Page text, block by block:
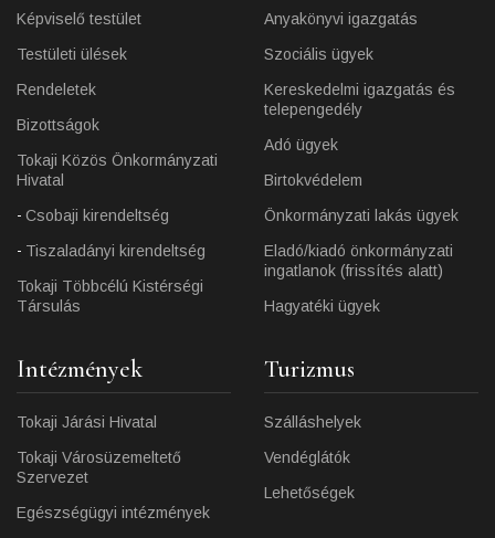
Képviselő testület
Testületi ülések
Rendeletek
Bizottságok
Tokaji Közös Önkormányzati
Hivatal
Csobaji kirendeltség
Tiszaladányi kirendeltség
Tokaji Többcélú Kistérségi
Társulás
Anyakönyvi igazgatás
Szociális ügyek
Kereskedelmi igazgatás és
telepengedély
Adó ügyek
Birtokvédelem
Önkormányzati lakás ügyek
Eladó/kiadó önkormányzati
ingatlanok (frissítés alatt)
Hagyatéki ügyek
Intézmények
Tokaji Járási Hivatal
Tokaji Városüzemeltető
Szervezet
Egészségügyi intézmények
Turizmus
Szálláshelyek
Vendéglátók
Lehetőségek